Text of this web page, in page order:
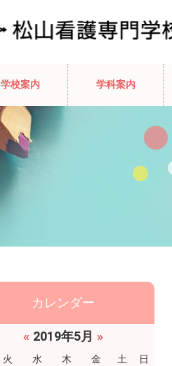
学校案内 学科案内
カレンダー
« 2019年5月 »
火 水 木 金 土 日